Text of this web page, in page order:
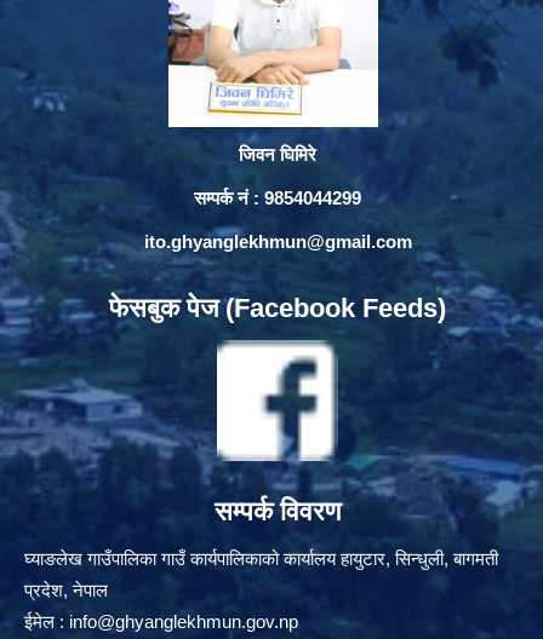
जिवन घिमिरे
सम्पर्क नं : 9854044299
ito.ghyanglekhmun@gmail.com
फेसबुक पेज (Facebook Feeds)
सम्पर्क विवरण
घ्याङलेख गाउँपालिका गाउँ कार्यपालिकाको कार्यालय हायुटार, सिन्धुली, बागमती
प्रदेश, नेपाल
ईमेल : info@ghyanglekhmun.gov.np